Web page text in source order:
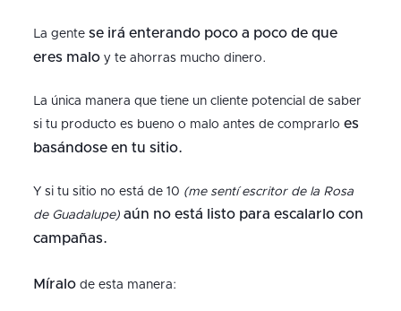
La gente se irá enterando poco a poco de que
eres maloy te ahorras mucho dinero.
La única manera que tiene un cliente potencial de saber
si tu producto es bueno o malo antes de comprarlo es
basándose en tu sitio.
Y si tu sitio no está de 10 (me sentí escritor de la Rosa
de Guadalupe)aún no está listo para escalarlo con
campañas.
Míralo de esta manera: